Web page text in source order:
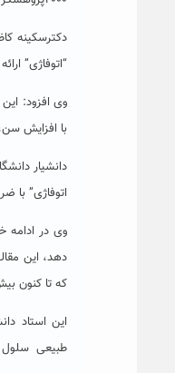
دکترسکینه
“اتوفاژی” ارائه می دهد،
وی افزود:
با افزایش
اتوفاژی” با ضریب اثر ۱۱٫۷۵ یکی از معتبرترین مجلات در زمینه
وی در ادامه
که تا کنون بیش از ۳۵۰۰ بار مورد استناد
این استاد
طبیعی سلول